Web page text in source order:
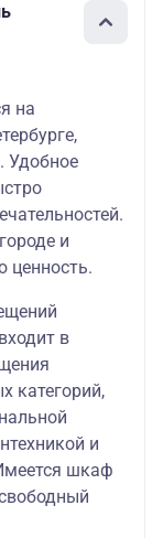
на
Удобное
и
ценность.
в
категорий,
и
шкаф